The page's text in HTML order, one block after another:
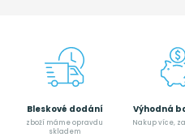
Bleskové dodání
zboží máme opravdu
skladem
Výhodná
Nakup více,